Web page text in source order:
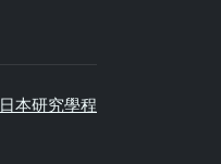
日本研究學程